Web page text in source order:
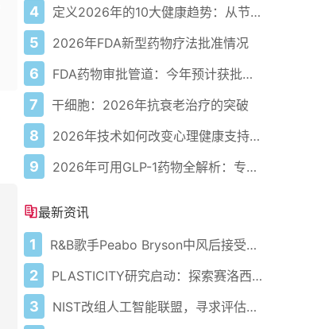
4 定义2026年的10大健康趋势：从节律健康到冷热交替疗法
5 2026年FDA新型药物疗法批准情况
6 FDA药物审批管道：今年预计获批的关键新疗法
7 干细胞：2026年抗衰老治疗的突破
8 2026年技术如何改变心理健康支持的获取方式
9 2026年可用GLP-1药物全解析：专家指南
最新资讯
1 R&B歌手Peabo Bryson中风后接受医疗护理
2 PLASTICITY研究启动：探索赛洛西宾对健康老龄化的潜在影响
3 NIST改组人工智能联盟，寻求评估安全性和有效性的新见解